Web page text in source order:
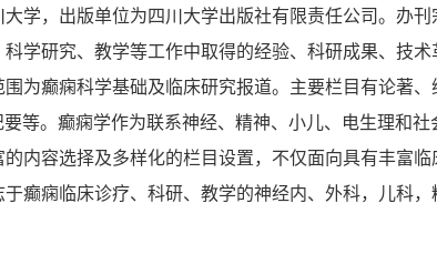
学，出版单位为四川大学出版社有限责任公司。办刊
学研究、教学等工作中取得的经验、科研成果、技
为癫痫科学基础及临床研究报道。主要栏目有论著、
等。癫痫学作为联系神经、精神、小儿、电生理和社
内容选择及多样化的栏目设置，不仅面向具有丰富
癫痫临床诊疗、科研、教学的神经内、外科，儿科，